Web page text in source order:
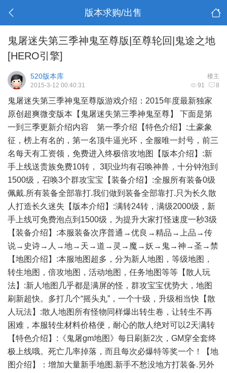
版本求购/出售
鬼屠迷失第三季神鬼至尊版|至尊轮回|鬼途之地
[HERO引擎]
楼主
520版本库
91 8
2015-3-12 00:40:31
鬼屠迷失第三季神鬼至尊版游戏介绍：2015年度最新独家
原创超爽微变版本【鬼屠迷失第三季神鬼至尊】 下面是第
一到三季更新介绍内容 第一季介绍【特色介绍】:土豪象
征，榜上有名的，第一名顶牛逼光环，全服唯一封号，前三
名每天有工资领，免费进入终极倍攻地图【版本介绍】:新
手上线送贵族免费10转， 3职业均有召唤神兽，十分钟泡到
1500级，召唤3个群攻宝宝【装备介绍】:全服所有装备0级
佩戴.所有装备全部靠打.我们做到装备全部靠打.只为长久散
人打造长久迷失【版本介绍】:满转24转，满级2000级，新
手上线可免费泡点到1500级，为提升大家打怪速度一秒3级
【装备介绍】:本服装备次序普通→优良→精品→上品→传
说→史诗→人→地→天→道→灵→魔→妖→鬼→神→圣→禁
【地图介绍】:本服地图超多，分为新人地图，等级地图，
转生地图，倍攻地图，活动地图，任务地图等等【散人玩
法】:新人地图几乎都是满屏的怪，群攻宝宝优势大，地图
刷新超快。多打几个“摇头丸”，一个十级，升级相当快【散
人玩法】:散人地图所有怪物同样爆出转生卷，让转生不再
困难，本服转生材料价格便，耐心的散人绝对可以2天满转
【特色介绍】:《鬼屠gm地图》每日刷新2次，GM穿全套终
极上线哦。死亡几率掉落，而且每次必爆特等奖一个！【地
图介绍】：增加大量新手地图.新手不愁没地方打装备.另外